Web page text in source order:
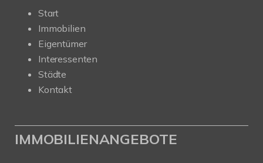
Start
Immobilien
Eigentümer
Interessenten
Städte
Kontakt
IMMOBILIENANGEBOTE